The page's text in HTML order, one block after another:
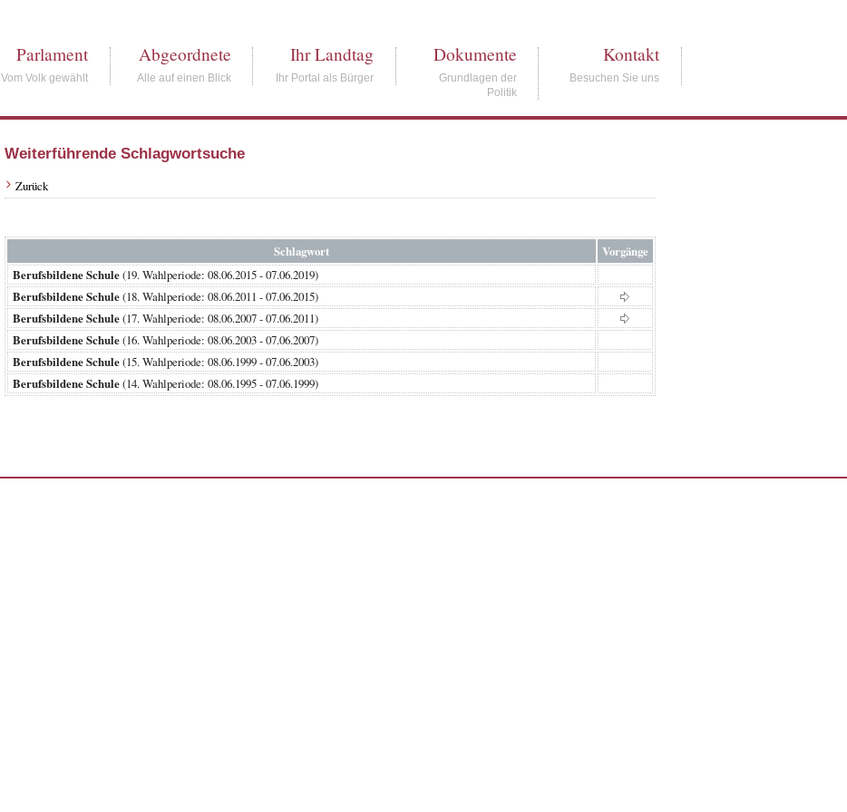
Parlament
Vom Volk gewählt
Abgeordnete
Alle auf einen Blick
Ihr Landtag
Ihr Portal als Bürger
Dokumente
Grundlagen der
Politik
Kontakt
Besuchen Sie uns
Weiterführende Schlagwortsuche
Zurück
Schlagwort
Vorgänge
Berufsbildene Schule(19. Wahlperiode: 08.06.2015 - 07.06.2019)
Berufsbildene Schule(18. Wahlperiode: 08.06.2011 - 07.06.2015)
Berufsbildene Schule(17. Wahlperiode: 08.06.2007 - 07.06.2011)
Berufsbildene Schule(16. Wahlperiode: 08.06.2003 - 07.06.2007)
Berufsbildene Schule(15. Wahlperiode: 08.06.1999 - 07.06.2003)
Berufsbildene Schule(14. Wahlperiode: 08.06.1995 - 07.06.1999)